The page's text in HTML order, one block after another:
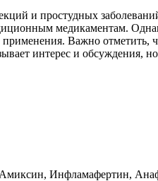
и простудных
медикаментам.
Важно отметить,
интерес и обсуждения,
Амиксин, Инфламафертин,